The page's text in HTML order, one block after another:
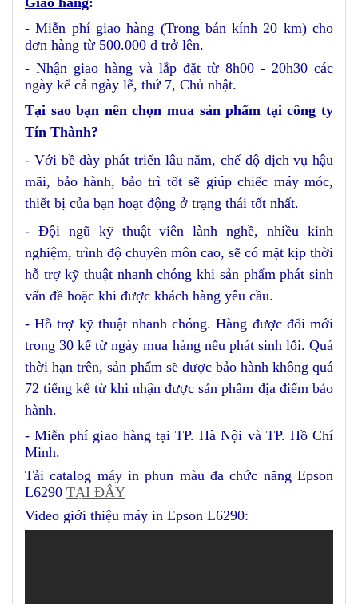
- Miễn phí giao hàng (Trong bán kính 20 km) cho
đơn hàng từ 500.000 đ trở lên.
- Nhận giao hàng và lắp đặt từ 8h00 - 20h30 các
ngày kể cả ngày lễ, thứ 7, Chủ nhật.
Tại sao bạn nên chọn mua sản phẩm tại công ty
Tín Thành?
- Với bề dày phát triển lâu năm, chế độ dịch vụ hậu
mãi, bảo hành, bảo trì tốt sẽ giúp chiếc máy móc,
thiết bị của bạn hoạt động ở trạng thái tốt nhất.
- Đội ngũ kỹ thuật viên lành nghề, nhiều kinh
nghiệm, trình độ chuyên môn cao, sẽ có mặt kịp thời
hỗ trợ kỹ thuật nhanh chóng khi sản phẩm phát sinh
vấn đề hoặc khi được khách hàng yêu cầu.
- Hỗ trợ kỹ thuật nhanh chóng. Hàng được đổi mới
trong 30 kể từ ngày mua hàng nếu phát sinh lỗi. Quá
thời hạn trên, sản phẩm sẽ được bảo hành không quá
72 tiếng kể từ khi nhận được sản phẩm địa điểm bảo
hành.
- Miễn phí giao hàng tại TP. Hà Nội và TP. Hồ Chí
Minh.
Tải catalog máy in phun màu đa chức năng Epson
L6290 TẠI ĐÂY
Video giới thiệu máy in Epson L6290: